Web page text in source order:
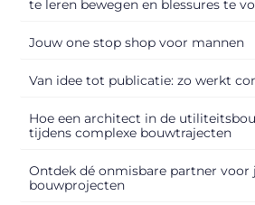
te leren bewegen en blessures te
Jouw one stop shop voor mannen
Van idee tot publicatie: zo werkt
Hoe een architect in de
tijdens complexe bouwtrajecten
Ontdek dé onmisbare partner voor
bouwprojecten